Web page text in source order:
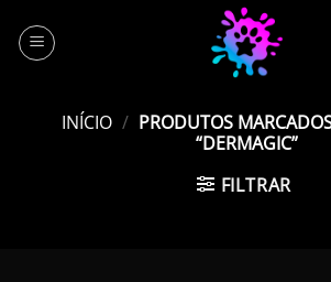
content
INÍCIO / PRODUTOS
“DERMAGIC”
FILTRAR